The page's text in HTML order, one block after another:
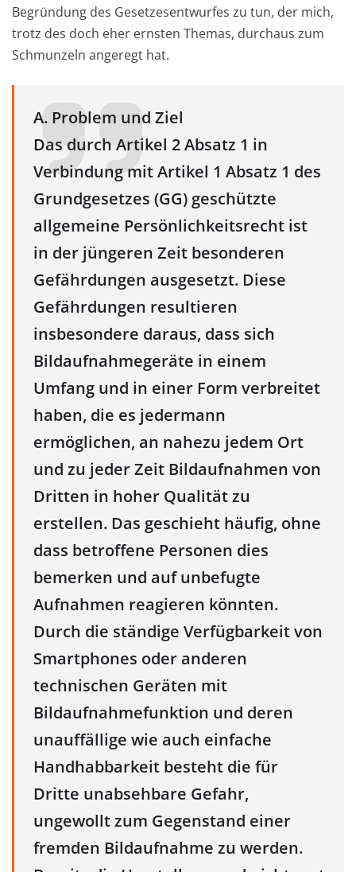
Begründung des Gesetzesentwurfes zu tun, der mich,
trotz des doch eher ernsten Themas, durchaus zum
Schmunzeln angeregt hat.
A. Problem und Ziel
Das durch Artikel 2 Absatz 1 in
Verbindung mit Artikel 1 Absatz 1 des
Grundgesetzes (GG) geschützte
allgemeine Persönlichkeitsrecht ist
in der jüngeren Zeit besonderen
Gefährdungen ausgesetzt. Diese
Gefährdungen resultieren
insbesondere daraus, dass sich
Bildaufnahmegeräte in einem
Umfang und in einer Form verbreitet
haben, die es jedermann
ermöglichen, an nahezu jedem Ort
und zu jeder Zeit Bildaufnahmen von
Dritten in hoher Qualität zu
erstellen. Das geschieht häufig, ohne
dass betroffene Personen dies
bemerken und auf unbefugte
Aufnahmen reagieren könnten.
Durch die ständige Verfügbarkeit von
Smartphones oder anderen
technischen Geräten mit
Bildaufnahmefunktion und deren
unauffällige wie auch einfache
Handhabbarkeit besteht die für
Dritte unabsehbare Gefahr,
ungewollt zum Gegenstand einer
fremden Bildaufnahme zu werden.